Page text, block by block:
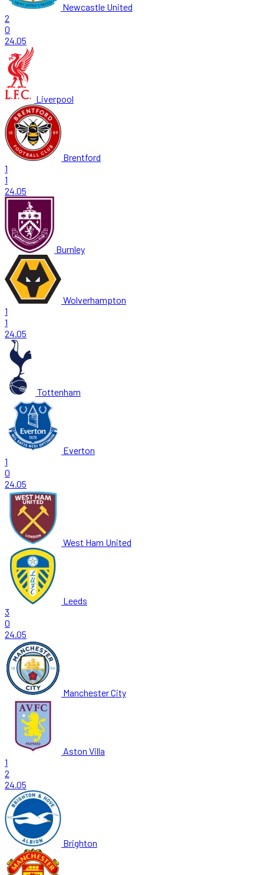
Newcastle United
2
0
24.05
Liverpool
Brentford
1
1
24.05
Burnley
Wolverhampton
1
1
24.05
Tottenham
Everton
1
0
24.05
West Ham United
Leeds
3
0
24.05
Manchester City
Aston Villa
1
2
24.05
Brighton